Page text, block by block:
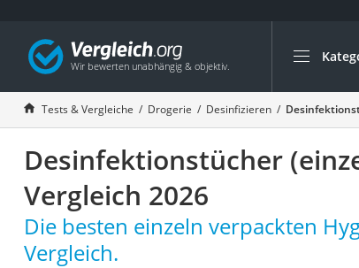
Die
Drogerie
Inhalator
Tests & Vergleiche Drogerie Desinfizieren
Desinfektionstücher
Vergleich 2026
Die besten einzeln verpackten
Vergleich.